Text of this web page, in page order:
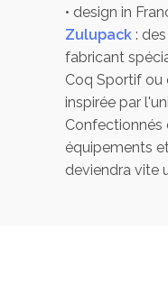
• design in
Zulupack: des
fabricant
Coq Sportif ou
inspirée par
Confectionnés
équipements
deviendra vite